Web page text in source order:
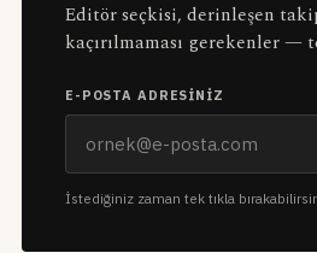
Editör seçkisi, derinleşen
kaçırılmaması gerekenler —
E-POSTA ADRESINIZ
İstediğiniz zaman tek tıkla